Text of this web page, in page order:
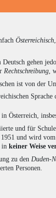
Österreichisch
gehen
Rechtschreibung ,
ist von der
Österreich,
und für
1951 und wird vom
in keiner Weise
zu den Duden-
Personen.